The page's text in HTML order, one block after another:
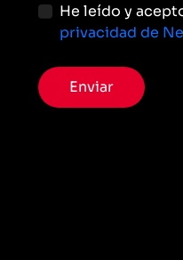
He leído y
privacidad de
Enviar